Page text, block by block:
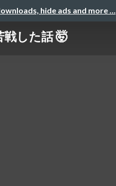
hide ads and more …
した話 🤯